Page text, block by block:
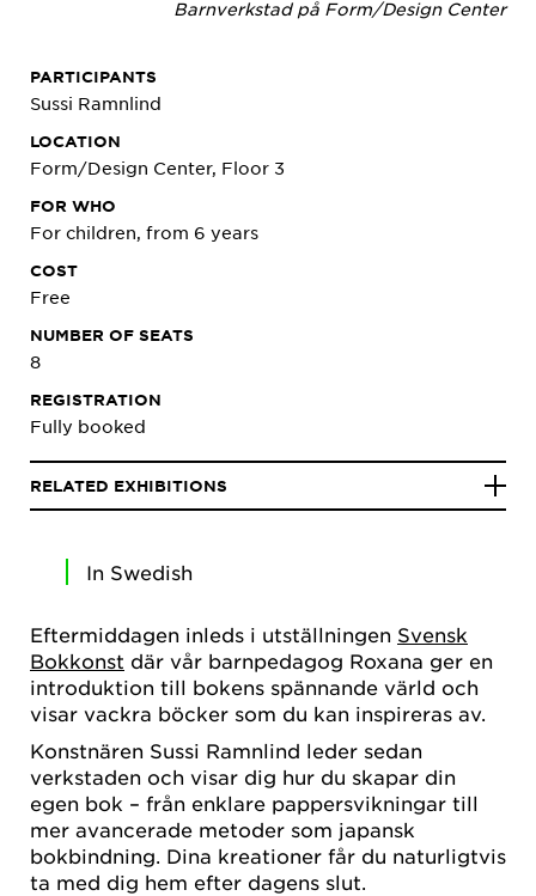
Barnverkstad på Form/Design Center
In Swedish
Eftermiddagen inleds i utställningen Svensk
Bokkonst där vår barnpedagog Roxana ger en
introduktion till bokens spännande värld och
visar vackra böcker som du kan inspireras av.
Konstnären Sussi Ramnlind leder sedan
verkstaden och visar dig hur du skapar din
egen bok – från enklare pappersvikningar till
mer avancerade metoder som japansk
bokbindning. Dina kreationer får du naturligtvis
ta med dig hem efter dagens slut.
PARTICIPANTS
Sussi Ramnlind
LOCATION
Form/Design Center, Floor 3
FOR WHO
For children, from 6 years
COST
Free
NUMBER OF SEATS
8
REGISTRATION
Fully booked
RELATED EXHIBITIONS